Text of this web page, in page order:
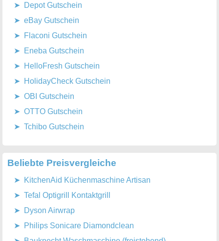
Depot Gutschein
eBay Gutschein
Flaconi Gutschein
Eneba Gutschein
HelloFresh Gutschein
HolidayCheck Gutschein
OBI Gutschein
OTTO Gutschein
Tchibo Gutschein
Beliebte Preisvergleiche
KitchenAid Küchenmaschine Artisan
Tefal Optigrill Kontaktgrill
Dyson Airwrap
Philips Sonicare Diamondclean